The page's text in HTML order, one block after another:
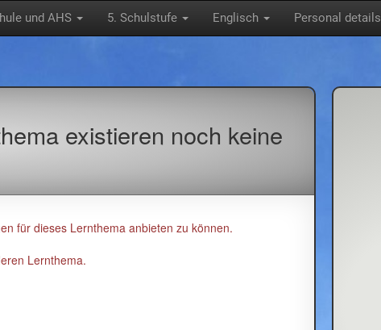
und AHS 5. Schulstufe Englisch Personal details
existieren noch keine
für dieses Lernthema anbieten zu können.
Lernthema.